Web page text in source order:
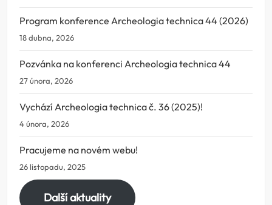
Program konference Archeologia technica 44 (2026)
18 dubna, 2026
Pozvánka na konferenci Archeologia technica 44
27 února, 2026
Vychází Archeologia technica č. 36 (2025)!
4 února, 2026
Pracujeme na novém webu!
26 listopadu, 2025
Další aktuality